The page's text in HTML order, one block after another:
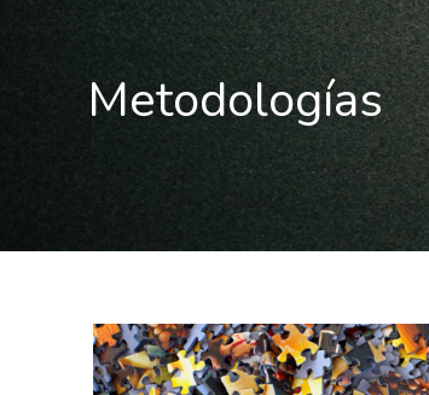
Metodologías